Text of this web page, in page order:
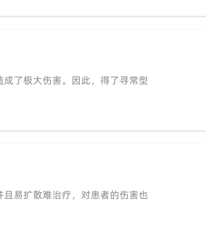
了极大伤害。因此，得了寻常型
易扩散难治疗，对患者的伤害也